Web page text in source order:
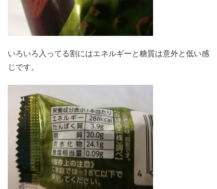
いろいろ入ってる割にはエネルギーと糖質は意外と低い感
じです。